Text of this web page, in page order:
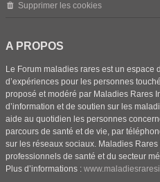
Supprimer les cookies
A PROPOS
Le Forum maladies rares est un espace
d’expériences pour les personnes
proposé et modéré par Maladies Rares
d’information et de soutien sur les
aide au quotidien les personnes
parcours de santé et de vie, par
sur les réseaux sociaux. Maladies
professionnels de santé et du secteur
Plus d’informations :